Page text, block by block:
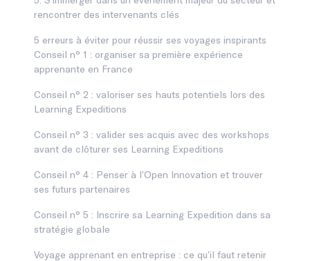
rencontrer des intervenants clés
5 erreurs à éviter pour réussir ses voyages inspirants
Conseil n° 1 : organiser sa première expérience
apprenante en France
Conseil n° 2 : valoriser ses hauts potentiels lors des
Learning Expeditions
Conseil n° 3 : valider ses acquis avec des workshops
avant de clôturer ses Learning Expeditions
Conseil n° 4 : Penser à l’Open Innovation et trouver
ses futurs partenaires
Conseil n° 5 : Inscrire sa Learning Expedition dans sa
stratégie globale
Voyage apprenant en entreprise : ce qu’il faut retenir